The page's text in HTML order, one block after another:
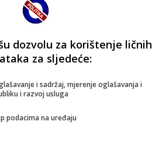
dozvolu za korištenje ličnih
za sljedeće:
i sadržaj, mjerenje oglašavanja i
i razvoj usluga
podacima na uređaju